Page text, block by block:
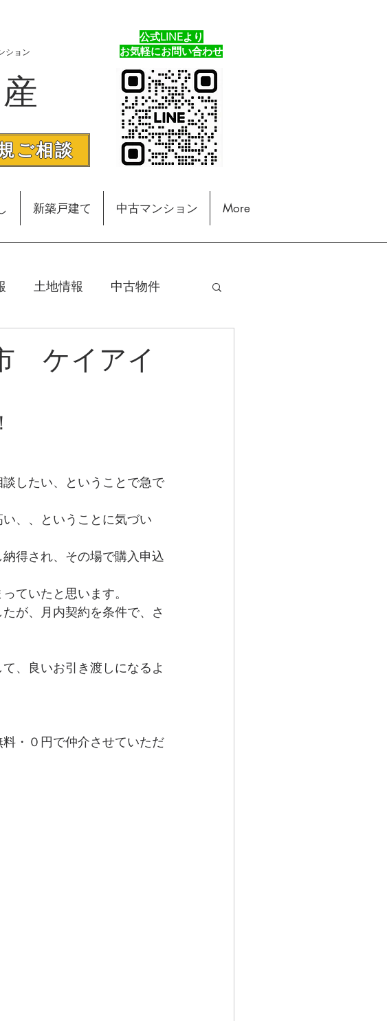
ション
公式LINEより
​お気軽にお問い合わせ
ご相談
新築戸建て 中古マンション More
土地情報 中古物件
ケイアイ
したい、ということで急で
、、ということに気づい
得され、その場で購入申込
ていたと思います。
が、月内契約を条件で、さ
、良いお引き渡しになるよ
・０円で仲介させていただ